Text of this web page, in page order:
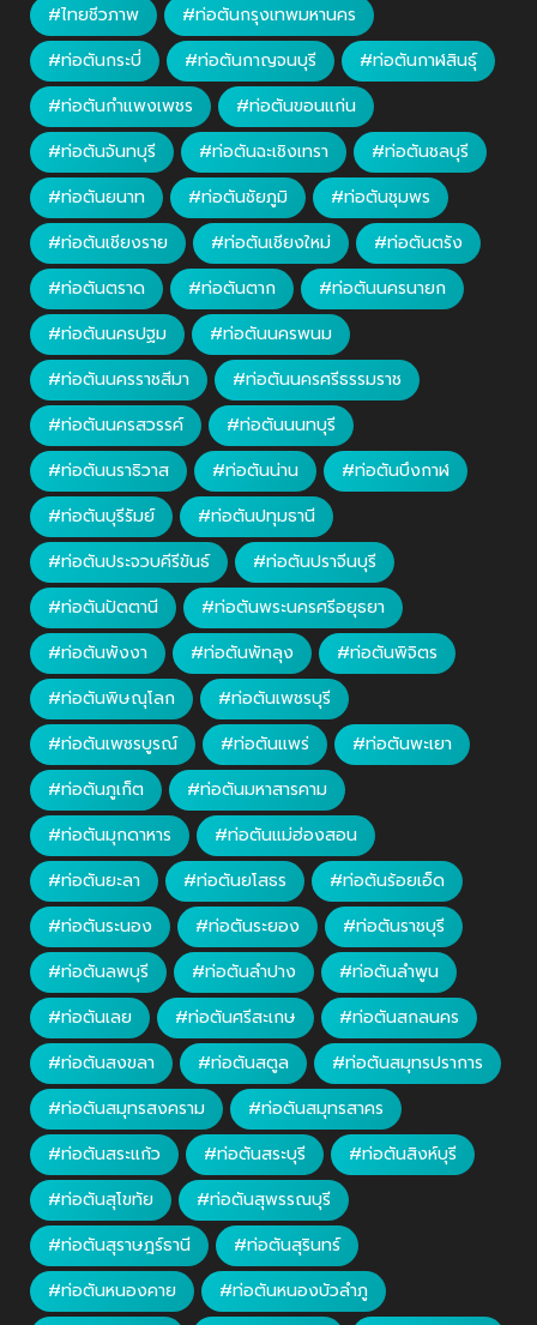
#ไทยชีวภาพ
#ท่อตันกรุงเทพมหานคร
#ท่อตันกระบี่
#ท่อตันกาญจนบุรี
#ท่อตันกาฬสินธุ์
#ท่อตันกำแพงเพชร
#ท่อตันขอนแก่น
#ท่อตันจันทบุรี
#ท่อตันฉะเชิงเทรา
#ท่อตันชลบุรี
#ท่อตันยนาท
#ท่อตันชัยภูมิ
#ท่อตันชุมพร
#ท่อตันเชียงราย
#ท่อตันเชียงใหม่
#ท่อตันตรัง
#ท่อตันตราด
#ท่อตันตาก
#ท่อตันนครนายก
#ท่อตันนครปฐม
#ท่อตันนครพนม
#ท่อตันนครราชสีมา
#ท่อตันนครศรีธรรมราช
#ท่อตันนครสวรรค์
#ท่อตันนนทบุรี
#ท่อตันนราธิวาส
#ท่อตันน่าน
#ท่อตันบึงกาฬ
#ท่อตันบุรีรัมย์
#ท่อตันปทุมธานี
#ท่อตันประจวบคีรีขันธ์
#ท่อตันปราจีนบุรี
#ท่อตันปัตตานี
#ท่อตันพระนครศรีอยุธยา
#ท่อตันพังงา
#ท่อตันพัทลุง
#ท่อตันพิจิตร
#ท่อตันพิษณุโลก
#ท่อตันเพชรบุรี
#ท่อตันเพชรบูรณ์
#ท่อตันแพร่
#ท่อตันพะเยา
#ท่อตันภูเก็ต
#ท่อตันมหาสารคาม
#ท่อตันมุกดาหาร
#ท่อตันแม่ฮ่องสอน
#ท่อตันยะลา
#ท่อตันยโสธร
#ท่อตันร้อยเอ็ด
#ท่อตันระนอง
#ท่อตันระยอง
#ท่อตันราชบุรี
#ท่อตันลพบุรี
#ท่อตันลำปาง
#ท่อตันลำพูน
#ท่อตันเลย
#ท่อตันศรีสะเกษ
#ท่อตันสกลนคร
#ท่อตันสงขลา
#ท่อตันสตูล
#ท่อตันสมุทรปราการ
#ท่อตันสมุทรสงคราม
#ท่อตันสมุทรสาคร
#ท่อตันสระแก้ว
#ท่อตันสระบุรี
#ท่อตันสิงห์บุรี
#ท่อตันสุโขทัย
#ท่อตันสุพรรณบุรี
#ท่อตันสุราษฎร์ธานี
#ท่อตันสุรินทร์
#ท่อตันหนองคาย
#ท่อตันหนองบัวลำภู